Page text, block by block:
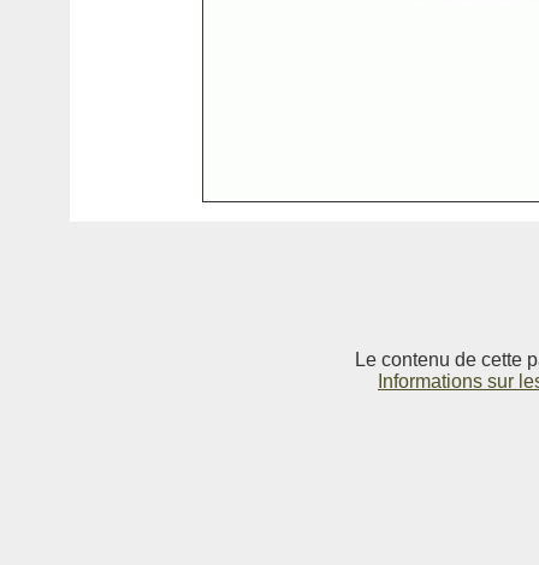
Le contenu de cette
Informations sur